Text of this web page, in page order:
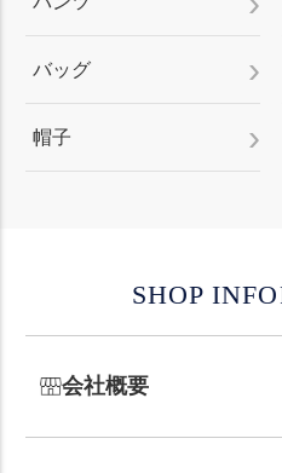
バッグ
帽子
SHOP
会社概要